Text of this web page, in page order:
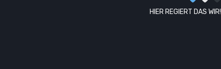
HIER REGIERT DAS WIR!